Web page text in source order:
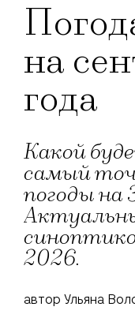
на
года
Какой
самый
погоды на
2026.
автор Ульяна